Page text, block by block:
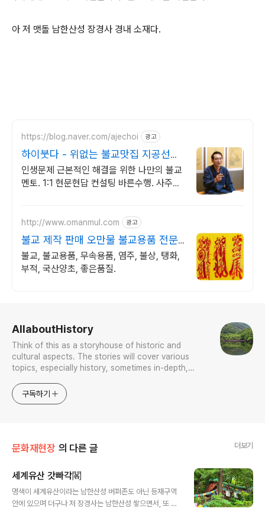
아 저 맷돌 남한산성 장경사 경내 소재다.
https://blog.naver.com/ajechoi 광고
하이붓다 - 위없는 불교맛집 지공선사
TV 유튜브 운영
인생문제 근본적인 해결을 위한 나만의 불교
멘토. 1:1 현문현답 컨설팅 바른수행. 사주알
http://www.omanmul.com 광고
불교 제작 판매 오만물 불교용품 전문
점
불교, 불교용품, 무속용품, 염주, 불상, 탱화,
부적, 국산양초, 좋은품질.
AllaboutHistory
Think of this as a storyhouse of historic and
cultural aspects. The stories will cover various
topics, especially history, sometimes in-depth,
approach will be to resist any common sense or
generalized viewpoint
구독하기
문화재현장 의 다른 글 더보기
세계유산 갓빠각閣
명색이 세계유산이라는 남한산성 버퍼존도 아닌 등재구역
안에 있으며 더구나 저 장경사는 남한산성 쌓으면서, 또 구